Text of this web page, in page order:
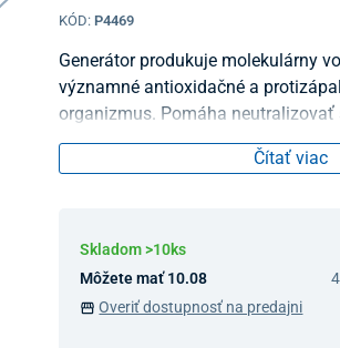
KÓD: P4469
Generátor produkuje molekulárny
významné antioxidačné a
organizmus. Pomáha neutralizovať
spojené so zápalmi a rôznymi
Čítať viac
Skladom >10ks
Môžete mať 10.08
Overiť dostupnosť na predajni